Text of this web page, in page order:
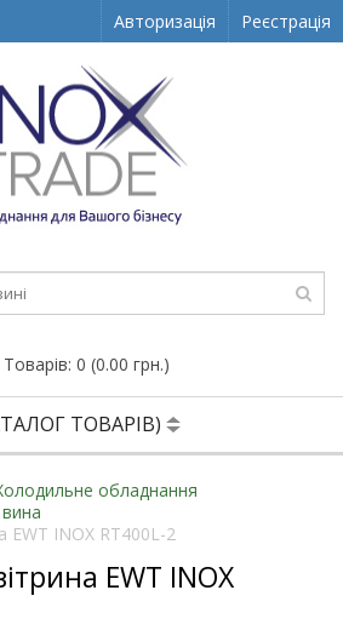
Авторизація Реєстрація
Товарів: 0 (0.00 грн.)
ТОВАРІВ)
обладнання
EWT INOX RT400L-2
EWT INOX